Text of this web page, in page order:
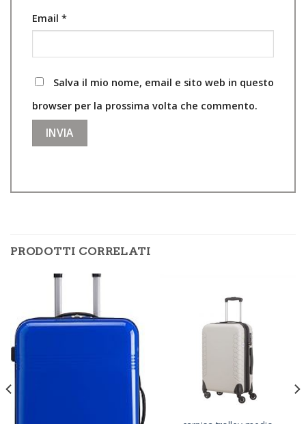
Email *
Salva il mio nome, email e sito web in questo
browser per la prossima volta che commento.
PRODOTTI CORRELATI